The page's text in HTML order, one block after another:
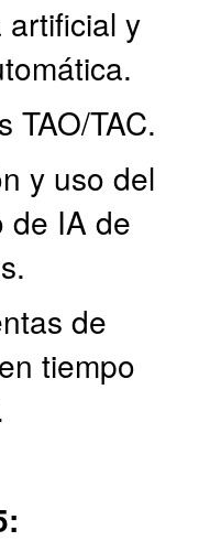
artificial y
TAO/TAC.
y uso del
de IA de
de
tiempo